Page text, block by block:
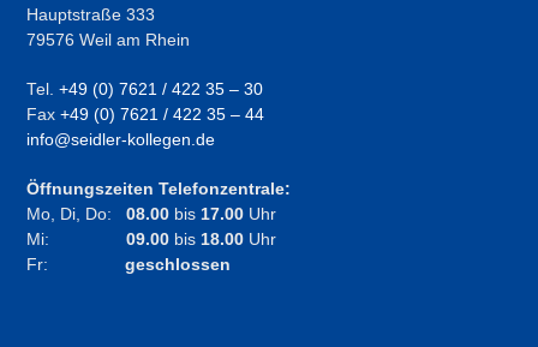
Hauptstraße 333
79576 Weil am Rhein
Tel.+49 (0) 7621 / 422 35 – 30
Fax+49 (0) 7621 / 422 35 – 44
info@seidler-kollegen.de
Öffnungszeiten Telefonzentrale:
Mo, Di, Do:08.00 bis 17.00 Uhr
Mi:09.00 bis 18.00 Uhr
Fr:
geschlossen